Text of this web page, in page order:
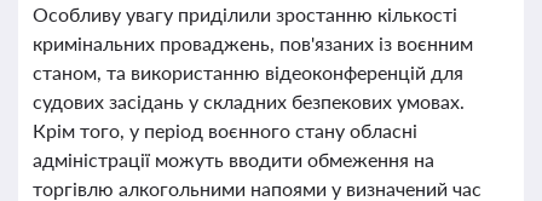
Особливу увагу приділили зростанню кількості
кримінальних проваджень, пов'язаних із воєнним
станом, та використанню відеоконференцій для
судових засідань у складних безпекових умовах.
Крім того, у період воєнного стану обласні
адміністрації можуть вводити обмеження на
торгівлю алкогольними напоями у визначений час